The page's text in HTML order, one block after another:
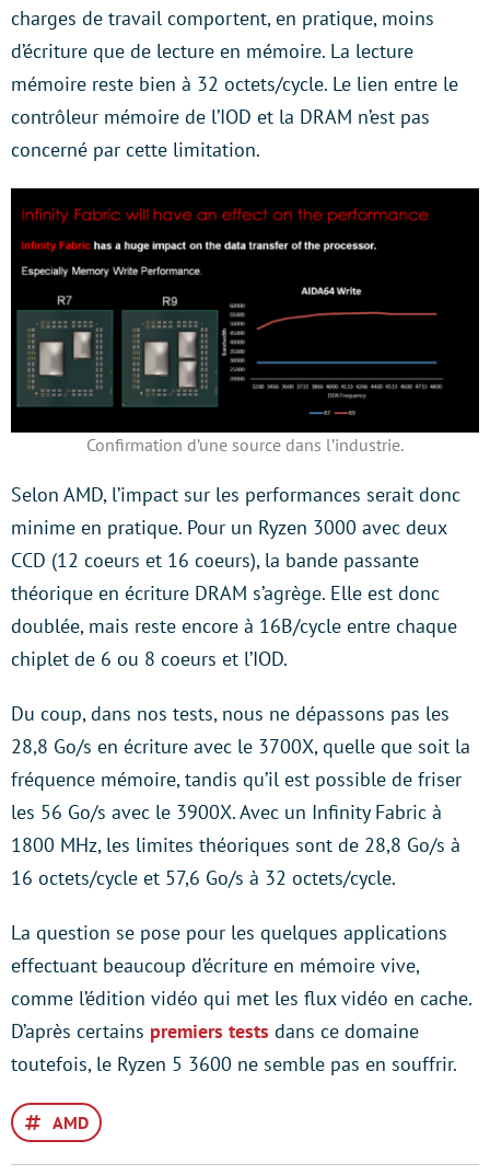
charges de travail comportent, en pratique, moins
d’écriture que de lecture en mémoire. La lecture
mémoire reste bien à 32 octets/cycle. Le lien entre le
contrôleur mémoire de l’IOD et la DRAM n’est pas
concerné par cette limitation.
Confirmation d’une source dans l’industrie.
Selon AMD, l’impact sur les performances serait donc
minime en pratique. Pour un Ryzen 3000 avec deux
CCD (12 coeurs et 16 coeurs), la bande passante
théorique en écriture DRAM s’agrège. Elle est donc
doublée, mais reste encore à 16B/cycle entre chaque
chiplet de 6 ou 8 coeurs et l’IOD.
Du coup, dans nos tests, nous ne dépassons pas les
28,8 Go/s en écriture avec le 3700X, quelle que soit la
fréquence mémoire, tandis qu’il est possible de friser
les 56 Go/s avec le 3900X. Avec un Infinity Fabric à
1800 MHz, les limites théoriques sont de 28,8 Go/s à
16 octets/cycle et 57,6 Go/s à 32 octets/cycle.
La question se pose pour les quelques applications
effectuant beaucoup d’écriture en mémoire vive,
comme l’édition vidéo qui met les flux vidéo en cache.
D’après certains premiers tests dans ce domaine
toutefois, le Ryzen 5 3600 ne semble pas en souffrir.
AMD